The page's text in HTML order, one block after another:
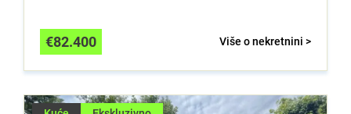
Više o nekretnini >
€82.400